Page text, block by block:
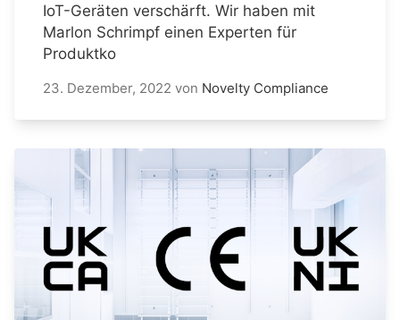
IoT-Geräten verschärft. Wir haben mit
Marlon Schrimpf einen Experten für
Produktko
23. Dezember, 2022 von Novelty Compliance